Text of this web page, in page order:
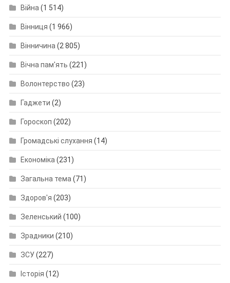
Війна (1 514)
Вінниця (1 966)
Вінничина (2 805)
Вічна пам'ять (221)
Волонтерство (23)
Гаджети (2)
Гороскоп (202)
Громадські слухання (14)
Економіка (231)
Загальна тема (71)
Здоров'я (203)
Зеленський (100)
Зрадники (210)
ЗСУ(227)
Історія (12)